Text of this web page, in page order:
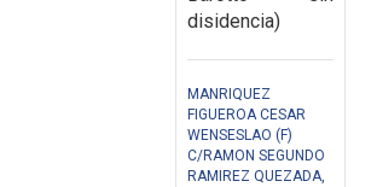
disidencia)
MANRIQUEZ
FIGUEROA CESAR
WENSESLAO (F)
C/RAMON SEGUNDO
RAMIREZ QUEZADA,